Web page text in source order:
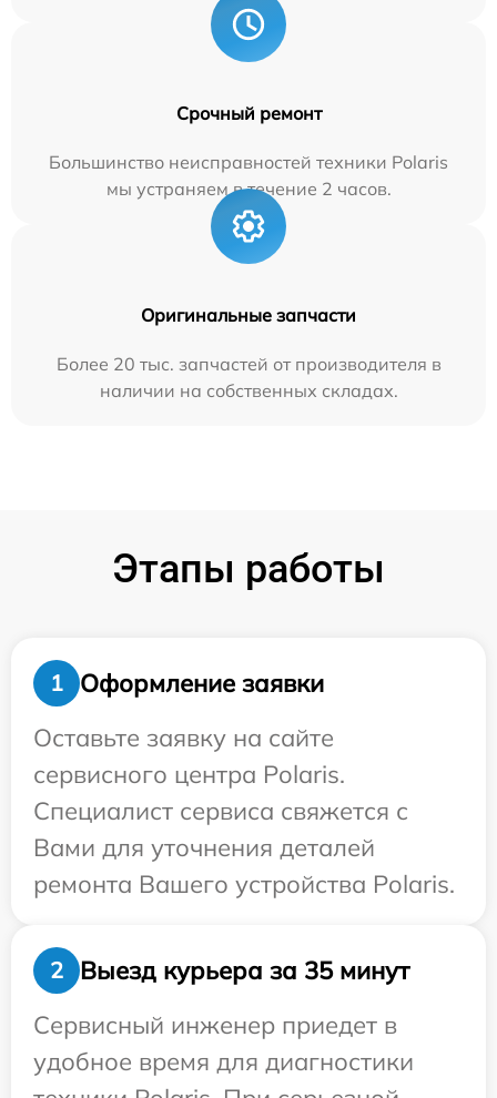
Срочный ремонт
Большинство неисправностей техники Polaris
мы устраняем в течение 2 часов.
Оригинальные запчасти
Более 20 тыс. запчастей от производителя в
наличии на собственных складах.
Этапы работы
1
Оформление заявки
Оставьте заявку на сайте
сервисного центра Polaris.
Специалист сервиса свяжется с
Вами для уточнения деталей
ремонта Вашего устройства Polaris.
2
Выезд курьера за 35 минут
Сервисный инженер приедет в
удобное время для диагностики